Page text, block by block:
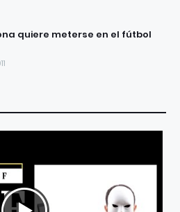
quiere meterse en el fútbol